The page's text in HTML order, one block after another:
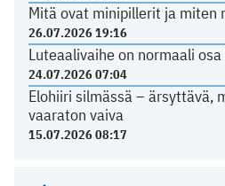
Mitä ovat minipillerit ja miten
26.07.2026 19:16
Luteaalivaihe on normaali
24.07.2026 07:04
Elohiiri silmässä – ärsyttävä,
vaaraton vaiva
15.07.2026 08:17